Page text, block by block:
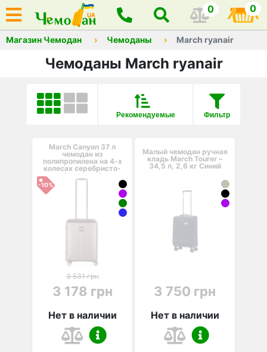
0 0
Магазин Чемодан Чемоданы March ryanair
Чемоданы March ryanair
Фильтр
Рекомендуемые
March Canyon 37 л
чемодан из
полипропилена на 4-х
колесах серебристо-
бронзовый
-10%
3 531 грн
3 178 грн
Нет в наличии
Малый чемодан ручная
кладь March Tourer –
34,5 л, 2,6 кг Синий
3 750 грн
Нет в наличии